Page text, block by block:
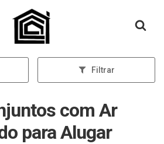
Página inicial
Filtrar
com Ar
para Alugar